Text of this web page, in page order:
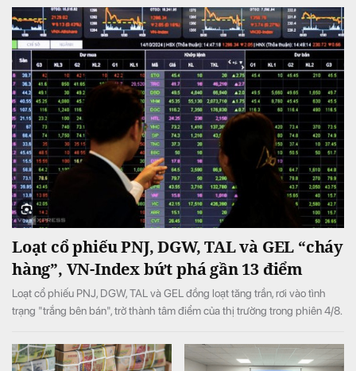
Loạt cổ phiếu PNJ, DGW, TAL và GEL “cháy
hàng”, VN-Index bứt phá gần 13 điểm
Loạt cổ phiếu PNJ, DGW, TAL và GEL đồng loạt tăng trần, rơi vào tình
trạng "trắng bên bán", trở thành tâm điểm của thị trường trong phiên 4/8.